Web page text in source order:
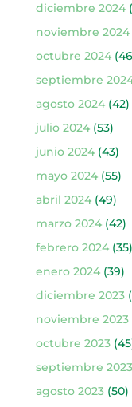
diciembre 2024
noviembre 2024
octubre 2024
septiembre
agosto 2024(42)
julio 2024(53)
junio 2024(43)
mayo 2024(55)
abril 2024(49)
marzo 2024(42)
febrero 2024(35)
enero 2024(39)
diciembre 2023
noviembre 2023
octubre 2023
septiembre 2023
agosto 2023(50)